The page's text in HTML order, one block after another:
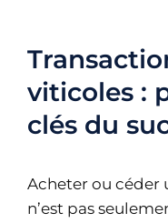
viticoles :
clés du
Acheter ou céder
n’est pas